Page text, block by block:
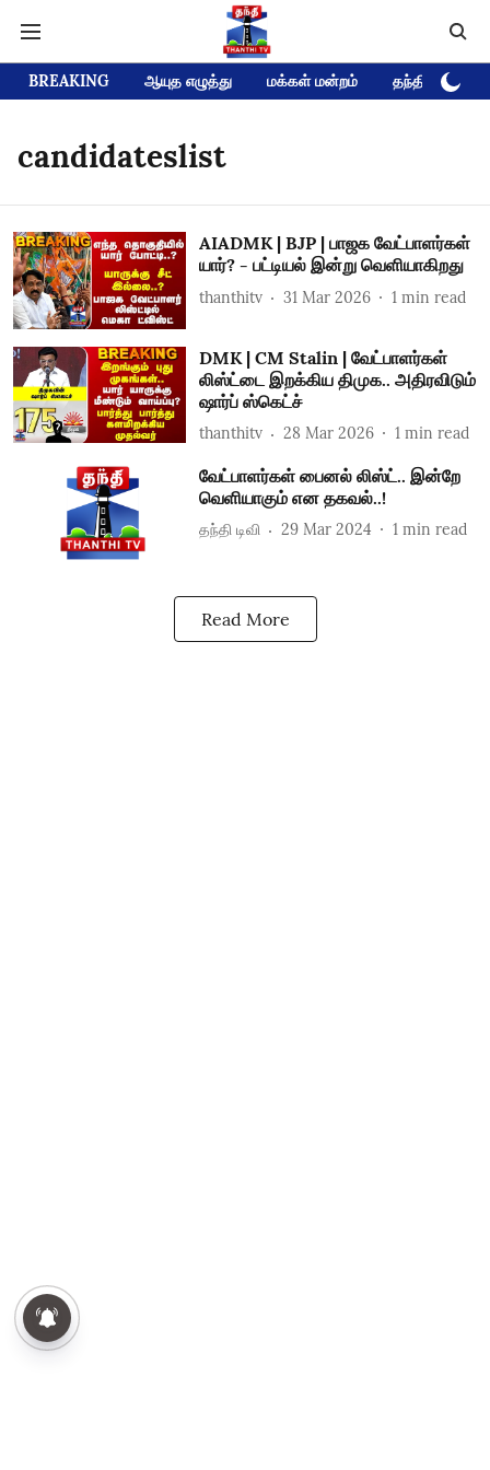
BREAKING ஆயுத எழுத்து மக்கள் மன்றம் தந்தி டிவி
candidateslist
AIADMK | BJP | பாஜக வேட்பாளர்கள்
யார்? - பட்டியல் இன்று வெளியாகிறது
thanthitv 31 Mar 2026 1 min read
DMK | CM Stalin | வேட்பாளர்கள்
லிஸ்ட்டை இறக்கிய திமுக.. அதிரவிடும்
ஷார்ப் ஸ்கெட்ச்
thanthitv 28 Mar 2026 1 min read
வேட்பாளர்கள் பைனல் லிஸ்ட்.. இன்றே
வெளியாகும் என தகவல்..!
தந்தி டிவி 29 Mar 2024 1 min read
Read More